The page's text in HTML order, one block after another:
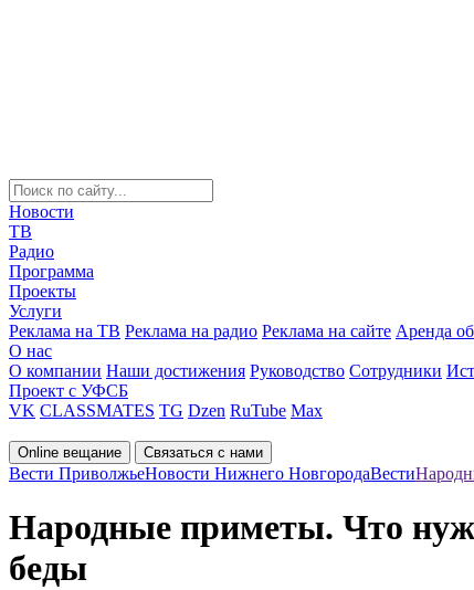
Новости
ТВ
Радио
Программа
Проекты
Услуги
Реклама на ТВ Реклама на радио Реклама на сайте Аренда
О нас
О компании Наши достижения Руководство Сотрудники
Проект с УФСБ
VK CLASSMATES TG Dzen RuTube Max
Online вещание Связаться с нами
Вести ПриволжьеНовости Нижнего НовгородаВести
Народные приметы. Что
беды